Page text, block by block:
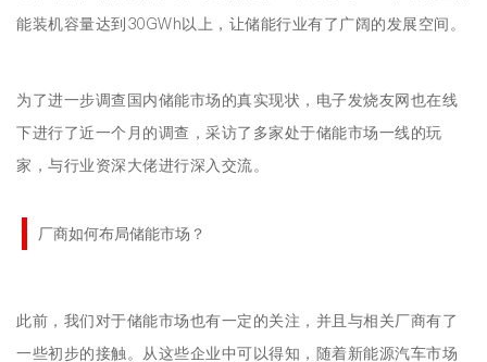
能装机容量达到30GWh以上，让储能行业有了广阔的发展空间。
为了进一步调查国内储能市场的真实现状，电子发烧友网也在线
下进行了近一个月的调查，采访了多家处于储能市场一线的玩
家，与行业资深大佬进行深入交流。
厂商如何布局储能市场？
此前，我们对于储能市场也有一定的关注，并且与相关厂商有了
一些初步的接触。从这些企业中可以得知，随着新能源汽车市场